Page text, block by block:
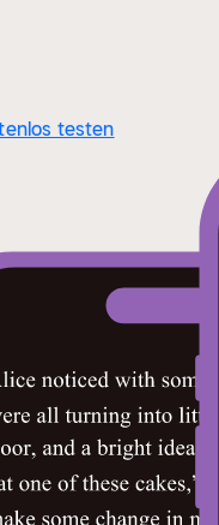
testen